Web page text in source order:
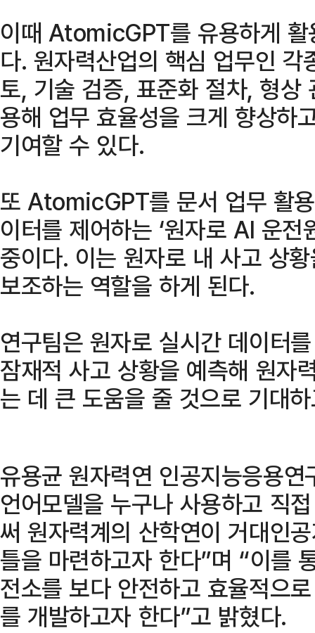
이때 AtomicGPT를 유용하게 활
다. 원자력산업의 핵심 업무인
토, 기술 검증, 표준화 절차, 형
용해 업무 효율성을 크게 향상하
기여할 수 있다.
또 AtomicGPT를 문서 업무 활
이터를 제어하는 ‘원자로 AI 운전
중이다. 이는 원자로 내 사고 상
보조하는 역할을 하게 된다.
연구팀은 원자로 실시간 데이터
잠재적 사고 상황을 예측해 원자
는 데 큰 도움을 줄 것으로 기대
유용균 원자력연 인공지능응용
언어모델을 누구나 사용하고 직
써 원자력계의 산학연이 거대인
틀을 마련하고자 한다”며 “이를
전소를 보다 안전하고 효율적으
를 개발하고자 한다”고 밝혔다.